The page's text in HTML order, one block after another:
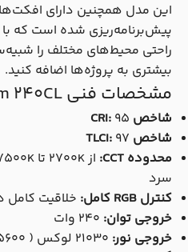
این مدل همچنین دارای
پیش‌برنامه‌ریزی شده است که
راحتی محیط‌های مختلف را
بیشتری به پروژه‌ها اضافه کنید.
مشخصات فنی Nanlite PavoSlim 240CL
شاخص CRI: ۹۵
شاخص TLCI: ۹۷
محدوده CCT:
سرد
کنترل RGB کامل:
خلاقیت کامل
خروجی توان:
خروجی نور: